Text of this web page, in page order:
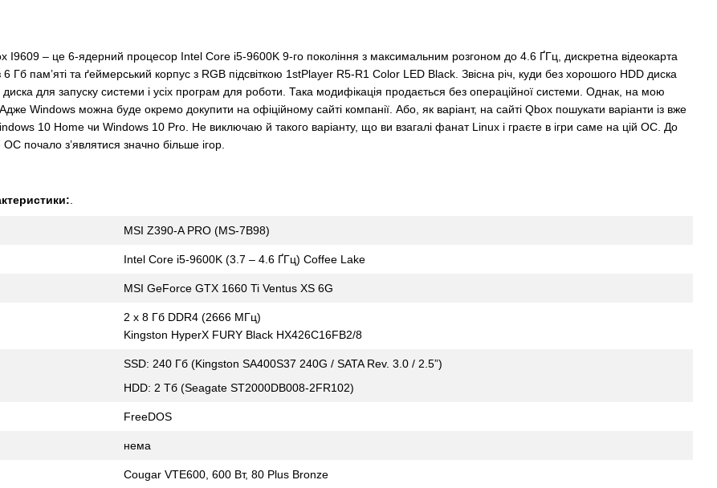
I9609 – це 6-ядерний процесор Intel Core i5-9600K 9-го покоління з максимальним розгоном до 4.6 ҐГц, дискретна відеокарта
Гб пам’яті та ґеймерський корпус з RGB підсвіткою 1stPlayer R5-R1 Color LED Black. Звісна річ, куди без хорошого HDD диска
диска для запуску системи і усіх програм для роботи. Така модифікація продається без операційної системи. Однак, на мою
Windows можна буде окремо докупити на офіційному сайті компанії. Або, як варіант, на сайті Qbox пошукати варіанти із вже
10 Home чи Windows 10 Pro. Не виключаю й такого варіанту, що ви взагалі фанат Linux і граєте в ігри саме на цій ОС. До
почало з’являтися значно більше ігор.
.
MSI Z390-A PRO (MS-7B98)
Intel Core i5-9600K (3.7 – 4.6 ҐГц) Coffee Lake
MSI GeForce GTX 1660 Ti Ventus XS 6G
2 x 8 Гб DDR4 (2666 МГц)
Kingston HyperX FURY Black HX426C16FB2/8
SSD: 240 Гб (Kingston SA400S37 240G / SATA Rev. 3.0 / 2.5”)
HDD: 2 Тб (Seagate ST2000DB008-2FR102)
FreeDOS
нема
Cougar VTE600, 600 Вт, 80 Plus Bronze